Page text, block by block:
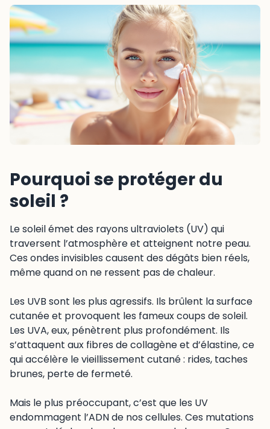
Pourquoi se protéger du
soleil ?
Le soleil émet des rayons ultraviolets (UV) qui
traversent l’atmosphère et atteignent notre peau.
Ces ondes invisibles causent des dégâts bien réels,
même quand on ne ressent pas de chaleur.
Les UVB sont les plus agressifs. Ils brûlent la surface
cutanée et provoquent les fameux coups de soleil.
Les UVA, eux, pénètrent plus profondément. Ils
s’attaquent aux fibres de collagène et d’élastine, ce
qui accélère le vieillissement cutané : rides, taches
brunes, perte de fermeté.
Mais le plus préoccupant, c’est que les UV
endommagent l’ADN de nos cellules. Ces mutations